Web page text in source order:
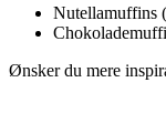
Nutellamuffins (
Ønsker du mere